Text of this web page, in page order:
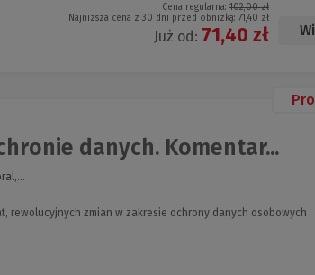
Cena regularna: 102,00 zł
Najniższa cena z 30 dni przed obniżką: 71,40 zł
Już od: 71,40 zł
danych. Komentar...
rewolucyjnych zmian w zakresie ochrony danych osobowych